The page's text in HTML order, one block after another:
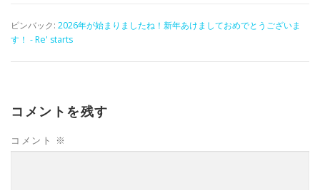
ピンバック: 2026年が始まりましたね！新年あけましておめでとうございま
す！ - Re' starts
コメントを残す
コメント ※